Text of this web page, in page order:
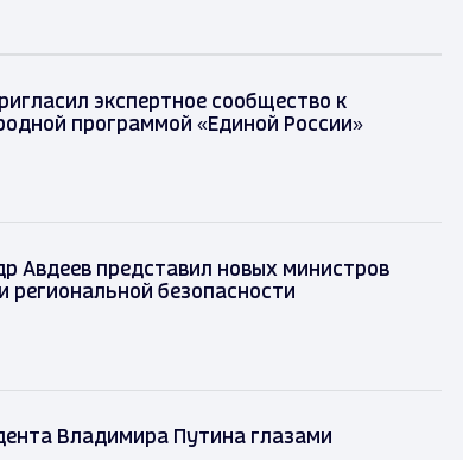
экспертное сообщество к
программой «Единой России»
Авдеев представил новых министров
региональной безопасности
Владимира Путина глазами